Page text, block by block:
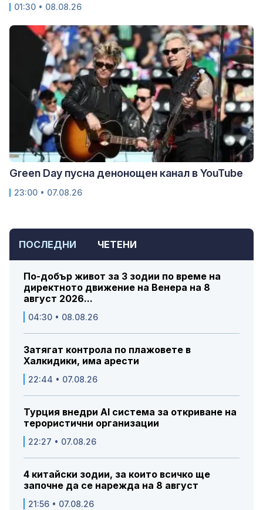
ПОСЛЕДНИ ЧЕТЕНИ
По-добър живот за 3 зодии по време на
директното движение на Венера на 8
август 2026...
04:30 • 08.08.26
Затягат контрола по плажовете в
Халкидики, има арести
22:44 • 07.08.26
Турция внедри AI система за откриване на
терористични организации
22:27 • 07.08.26
4 китайски зодии, за които всичко ще
започне да се нарежда на 8 август
21:56 • 07.08.26
01:30 • 08.08.26
Green Day пусна денонощен канал в YouTube
23:00 • 07.08.26